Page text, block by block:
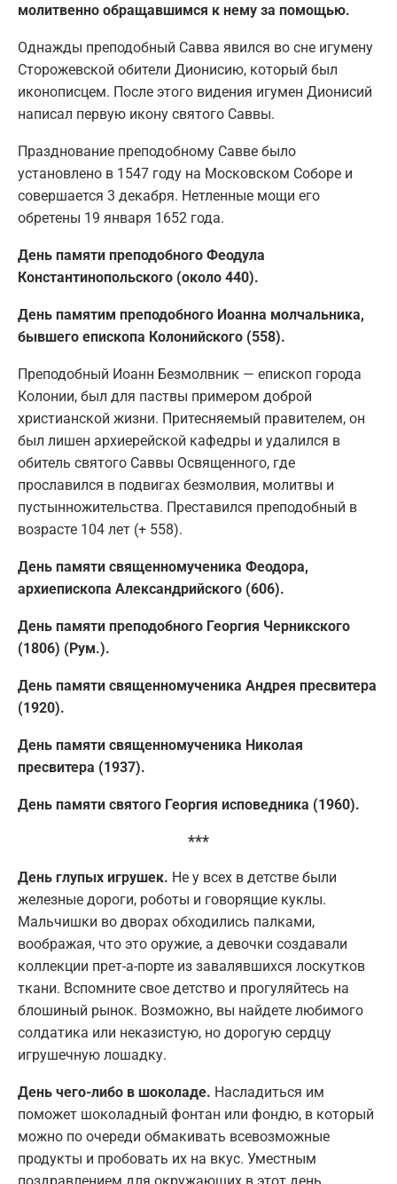
молитвенно обращавшимся к нему за помощью.
Однажды преподобный Савва явился во сне игумену
Сторожевской обители Дионисию, который был
иконописцем. После этого видения игумен Дионисий
написал первую икону святого Саввы.
Празднование преподобному Савве было
установлено в 1547 году на Московском Соборе и
совершается 3 декабря. Нетленные мощи его
обретены 19 января 1652 года.
День памяти преподобного Феодула
Константинопольского (около 440).
День памятим преподобного Иоанна молчальника,
бывшего епископа Колонийского (558).
Преподобный Иоанн Безмолвник — епископ города
Колонии, был для паствы примером доброй
христианской жизни. Притесняемый правителем, он
был лишен архиерейской кафедры и удалился в
обитель святого Саввы Освященного, где
прославился в подвигах безмолвия, молитвы и
пустынножительства. Преставился преподобный в
возрасте 104 лет (+ 558).
День памяти священномученика Феодора,
архиепископа Александрийского (606).
День памяти преподобного Георгия Черникского
(1806) (Рум.).
День памяти священномученика Андрея пресвитера
(1920).
День памяти священномученика Николая
пресвитера (1937).
День памяти святого Георгия исповедника (1960).
***
День глупых игрушек. Не у всех в детстве были
железные дороги, роботы и говорящие куклы.
Мальчишки во дворах обходились палками,
воображая, что это оружие, а девочки создавали
коллекции прет-а-порте из завалявшихся лоскутков
ткани. Вспомните свое детство и прогуляйтесь на
блошиный рынок. Возможно, вы найдете любимого
солдатика или неказистую, но дорогую сердцу
игрушечную лошадку.
День чего-либо в шоколаде. Насладиться им
поможет шоколадный фонтан или фондю, в который
можно по очереди обмакивать всевозможные
продукты и пробовать их на вкус. Уместным
поздравлением для окружающих в этот день